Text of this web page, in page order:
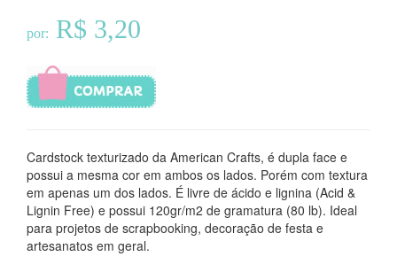
por: R$ 3,20
Cardstock texturizado da American Crafts, é dupla face e
possui a mesma cor em ambos os lados. Porém com textura
em apenas um dos lados. É livre de ácido e lignina (Acid &
Lignin Free) e possui 120gr/m2 de gramatura (80 lb). Ideal
para projetos de scrapbooking, decoração de festa e
artesanatos em geral.